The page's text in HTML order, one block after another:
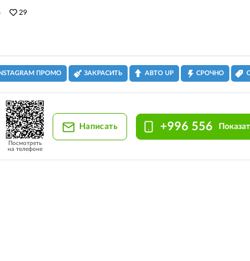
29
INSTAGRAM ПРОМО ЗАКРАСИТЬ АВТО UP СРОЧНО
Посмотреть
на телефоне
Написать +996 556